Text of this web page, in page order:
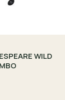
WILD